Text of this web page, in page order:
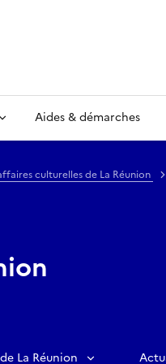
Aides & démarches
culturelles de La Réunion
La Réunion